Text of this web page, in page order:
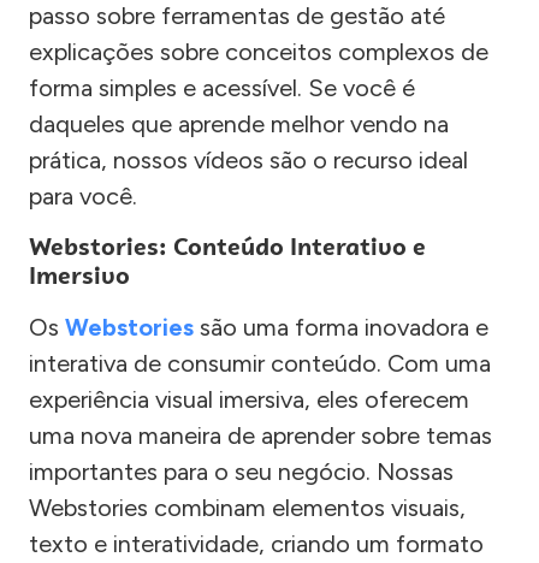
passo sobre ferramentas de gestão até
explicações sobre conceitos complexos de
forma simples e acessível. Se você é
daqueles que aprende melhor vendo na
prática, nossos vídeos são o recurso ideal
para você.
Webstories: Conteúdo Interativo e
Imersivo
Os Webstories são uma forma inovadora e
interativa de consumir conteúdo. Com uma
experiência visual imersiva, eles oferecem
uma nova maneira de aprender sobre temas
importantes para o seu negócio. Nossas
Webstories combinam elementos visuais,
texto e interatividade, criando um formato